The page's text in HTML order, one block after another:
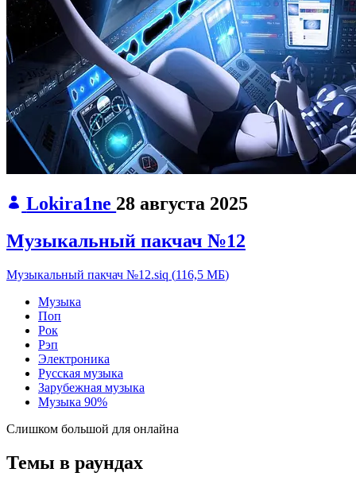
Lokira1ne 28 августа 2025
Музыкальный пакчач №12
Музыкальный пакчач №12.siq (116,5 МБ)
Музыка
Поп
Рок
Рэп
Электроника
Русская музыка
Зарубежная музыка
Музыка 90%
Слишком большой для онлайна
Темы в раундах